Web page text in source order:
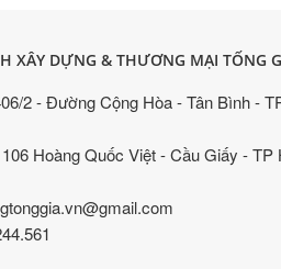
XÂY DỰNG & THƯƠNG MẠI TỐNG
2 - Đường Cộng Hòa - Tân Bình -
Hoàng Quốc Việt - Cầu Giấy - TP